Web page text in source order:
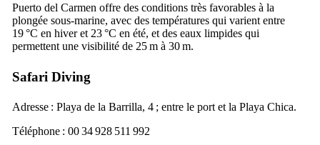
Puerto del Carmen offre des conditions très favorables à la
plongée sous-marine, avec des températures qui varient entre
19 °C en hiver et 23 °C en été, et des eaux limpides qui
permettent une visibilité de 25 m à 30 m.
Safari Diving
Adresse : Playa de la Barrilla, 4 ; entre le port et la Playa Chica.
Téléphone : 00 34 928 511 992